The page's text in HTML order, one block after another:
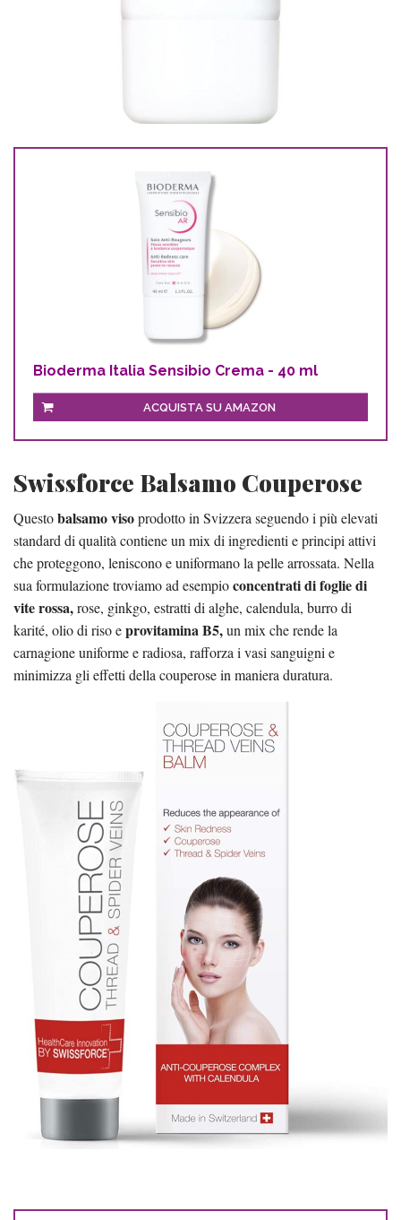
Bioderma Italia Sensibio Crema - 40 ml
ACQUISTA SU AMAZON
Swissforce Balsamo Couperose
Questobalsamo visoprodotto in Svizzera seguendo i più elevati
standard di qualità contiene un mix di ingredienti e principi attivi
che proteggono, leniscono e uniformano la pelle arrossata. Nella
sua formulazione troviamo ad esempioconcentrati di foglie di
vite rossa,rose, ginkgo, estratti di alghe, calendula, burro di
karité, olio di riso eprovitamina B5,un mix che rende la
carnagione uniforme e radiosa, rafforza i vasi sanguigni e
minimizza gli effetti della couperose in maniera duratura.